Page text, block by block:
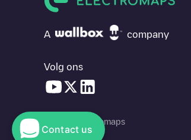
A company
Volg ons
© 2026 Electromaps
Contact us